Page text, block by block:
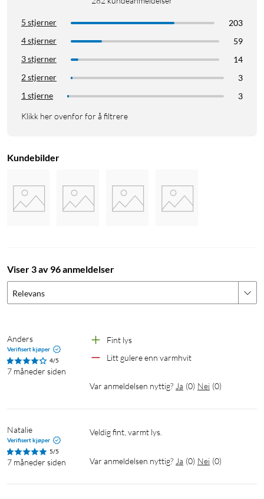
5 stjerner
203
4 stjerner
59
3 stjerner
14
2 stjerner
3
1 stjerne
3
Klikk her ovenfor for å filtrere
Kundebilder
Viser 3 av 96 anmeldelser
Relevans
Anders
Verifisert kjøper
4/5
7 måneder siden
Fint lys
Litt gulere enn varmhvit
Var anmeldelsen nyttig? Ja (0) Nei (0)
Natalie
Verifisert kjøper
5/5
7 måneder siden
Veldig fint, varmt lys.
Var anmeldelsen nyttig? Ja (0) Nei (0)